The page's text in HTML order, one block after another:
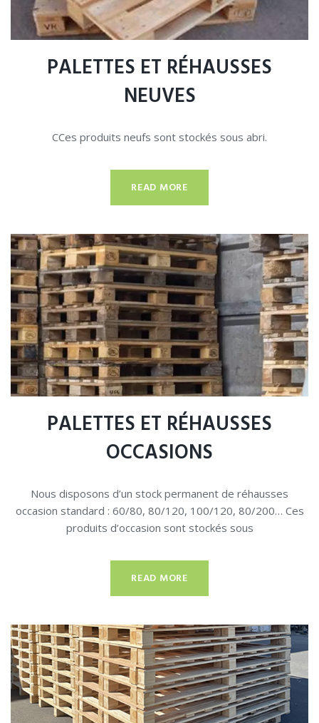
PALETTES ET RÉHAUSSES
NEUVES
CCes produits neufs sont stockés sous abri.
READ MORE
PALETTES ET RÉHAUSSES
OCCASIONS
Nous disposons d’un stock permanent de réhausses
occasion standard : 60/80, 80/120, 100/120, 80/200… Ces
produits d’occasion sont stockés sous
READ MORE